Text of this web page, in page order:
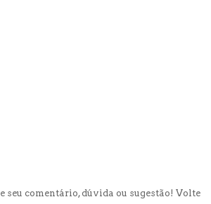
seu comentário, dúvida ou sugestão! Volte